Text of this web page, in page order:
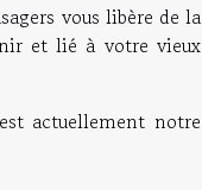
vous libère de la
et lié à votre vieux
actuellement notre